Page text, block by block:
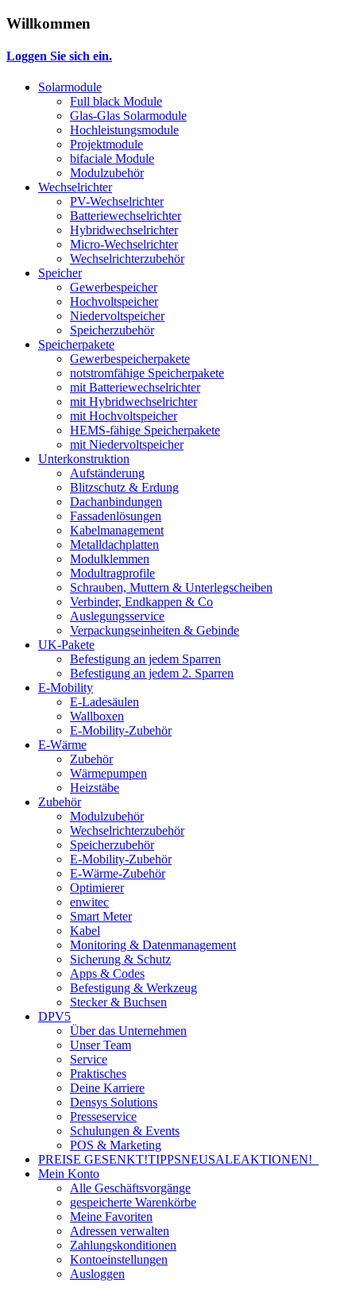
Willkommen
Loggen Sie sich ein.
Solarmodule
Full black Module
Glas-Glas Solarmodule
Hochleistungsmodule
Projektmodule
bifaciale Module
Modulzubehör
Wechselrichter
PV-Wechselrichter
Batteriewechselrichter
Hybridwechselrichter
Micro-Wechselrichter
Wechselrichterzubehör
Speicher
Gewerbespeicher
Hochvoltspeicher
Niedervoltspeicher
Speicherzubehör
Speicherpakete
Gewerbespeicherpakete
notstromfähige Speicherpakete
mit Batteriewechselrichter
mit Hybridwechselrichter
mit Hochvoltspeicher
HEMS-fähige Speicherpakete
mit Niedervoltspeicher
Unterkonstruktion
Aufständerung
Blitzschutz & Erdung
Dachanbindungen
Fassadenlösungen
Kabelmanagement
Metalldachplatten
Modulklemmen
Modultragprofile
Schrauben, Muttern & Unterlegscheiben
Verbinder, Endkappen & Co
Auslegungsservice
Verpackungseinheiten & Gebinde
UK-Pakete
Befestigung an jedem Sparren
Befestigung an jedem 2. Sparren
E-Mobility
E-Ladesäulen
Wallboxen
E-Mobility-Zubehör
E-Wärme
Zubehör
Wärmepumpen
Heizstäbe
Zubehör
Modulzubehör
Wechselrichterzubehör
Speicherzubehör
E-Mobility-Zubehör
E-Wärme-Zubehör
Optimierer
enwitec
Smart Meter
Kabel
Monitoring & Datenmanagement
Sicherung & Schutz
Apps & Codes
Befestigung & Werkzeug
Stecker & Buchsen
DPV5
Über das Unternehmen
Unser Team
Service
Praktisches
Deine Karriere
Densys Solutions
Presseservice
Schulungen & Events
POS & Marketing
PREISE GESENKT!TIPPSNEUSALEAKTIONEN!
Mein Konto
Alle Geschäftsvorgänge
gespeicherte Warenkörbe
Meine Favoriten
Adressen verwalten
Zahlungskonditionen
Kontoeinstellungen
Ausloggen